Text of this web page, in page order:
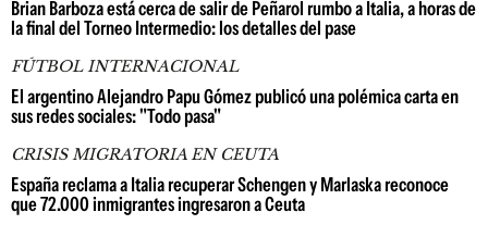
Brian Barboza está cerca de salir de Peñarol rumbo a Italia, a horas de
la final del Torneo Intermedio: los detalles del pase
FÚTBOL INTERNACIONAL
El argentino Alejandro Papu Gómez publicó una polémica carta en
sus redes sociales: "Todo pasa"
CRISIS MIGRATORIA EN CEUTA
España reclama a Italia recuperar Schengen y Marlaska reconoce
que 72.000 inmigrantes ingresaron a Ceuta